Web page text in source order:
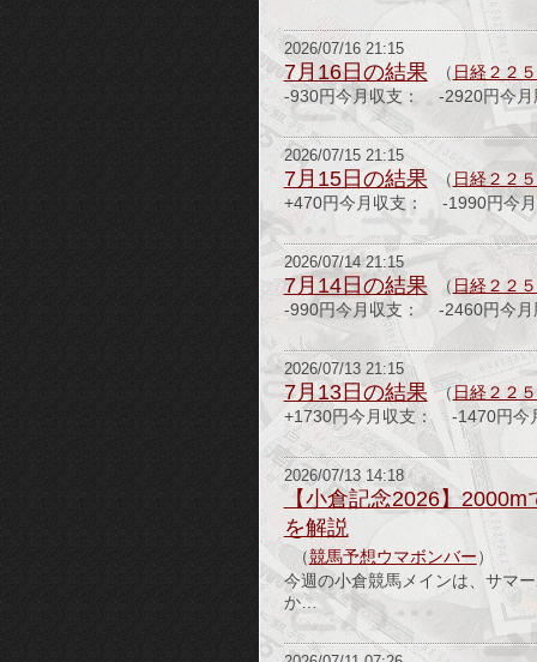
2026/07/16 21:15
7月16日の結果 （ 日経２２
-930円今月収支： -2920円今
2026/07/15 21:15
7月15日の結果 （ 日経２２
+470円今月収支： -1990円今
2026/07/14 21:15
7月14日の結果 （ 日経２２
-990円今月収支： -2460円今
2026/07/13 21:15
7月13日の結果 （日経２２
+1730円今月収支： -1470円今
2026/07/13 14:18
【小倉記念2026】
を解説
（競馬予想ウマボンバー）
今週の小倉競馬メインは、サマ
か…